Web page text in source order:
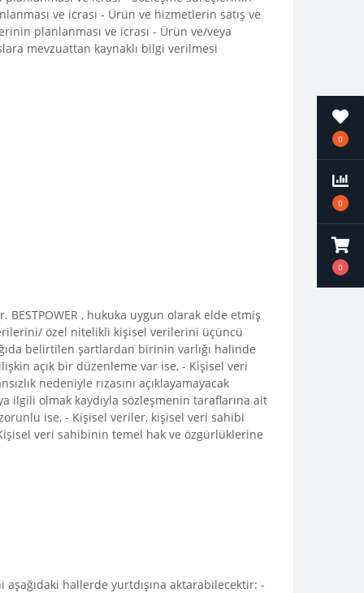
0
0
0
ve icrası - Ürün ve hizmetlerin satış ve
planlanması ve icrası - Ürün ve/veya
mevzuattan kaynaklı bilgi verilmesi
, hukuka uygun olarak elde etmiş
özel nitelikli kişisel verilerini üçüncü
belirtilen şartlardan birinin varlığı halinde
açık bir düzenleme var ise, - Kişisel veri
nedeniyle rızasını açıklayamayacak
ilgili olmak kaydıyla sözleşmenin taraflarına ait
ise, - Kişisel veriler, kişisel veri sahibi
veri sahibinin temel hak ve özgürlüklerine
hallerde yurtdışına aktarabilecektir: -